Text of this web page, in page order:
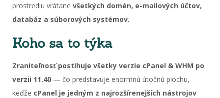
prostrediu vrátane všetkých domén, e-mailových účtov,
databáz a súborových systémov.
Koho sa to týka
Zraniteľnosť postihuje všetky verzie cPanel & WHM po
verzii 11.40 — čo predstavuje enormnú útočnú plochu,
keďže cPanel je jedným z najrozšírenejších nástrojov